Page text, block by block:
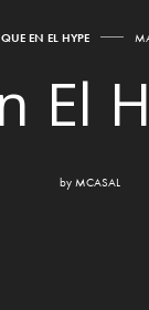
EN EL HYPE
El
by MCASAL